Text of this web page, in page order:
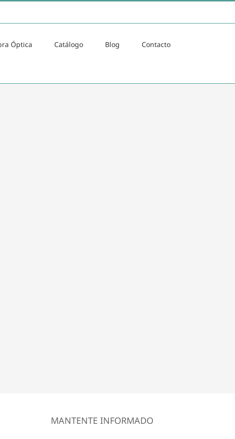
Óptica Catálogo Blog Contacto
MANTENTE INFORMADO